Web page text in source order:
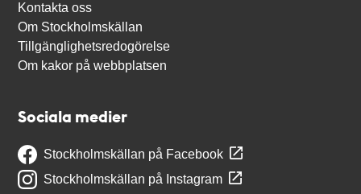
Kontakta oss
Om Stockholmskällan
Tillgänglighetsredogörelse
Om kakor på webbplatsen
Sociala medier
Stockholmskällan på Facebook
Stockholmskällan på Instagram